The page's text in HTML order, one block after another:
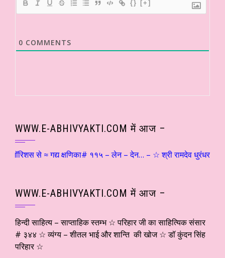
{} [+]
0 COMMENTS
WWW.E-ABHIVYAKTI.COM में आज –
से ≈ गद्य क्षणिका# ११५ – लेन – देन… – ☆ श्री रामदेव
WWW.E-ABHIVYAKTI.COM में आज –
हिन्दी साहित्य – साप्ताहिक स्तम्भ ☆ परिहार जी का साहित्यिक संसार
# ३४४ ☆ व्यंग्य – शीतल भाई और शान्ति की खोज ☆ डॉ कुंदन सिंह
परिहार ☆